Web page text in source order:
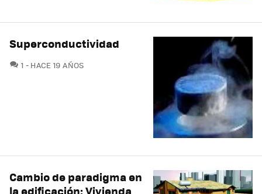
Superconductividad
1 COMENTARIOS
HACE 19 AÑOS
Cambio de paradigma en
la edificación: Vivienda